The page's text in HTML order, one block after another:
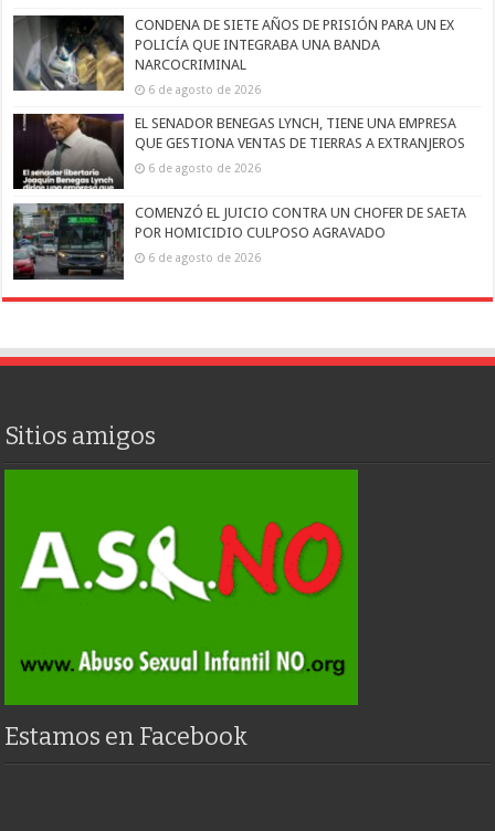
CONDENA DE SIETE AÑOS DE PRISIÓN PARA UN EX
POLICÍA QUE INTEGRABA UNA BANDA
NARCOCRIMINAL
6 de agosto de 2026
EL SENADOR BENEGAS LYNCH, TIENE UNA EMPRESA
QUE GESTIONA VENTAS DE TIERRAS A EXTRANJEROS
6 de agosto de 2026
COMENZÓ EL JUICIO CONTRA UN CHOFER DE SAETA
POR HOMICIDIO CULPOSO AGRAVADO
6 de agosto de 2026
Sitios amigos
Estamos en Facebook